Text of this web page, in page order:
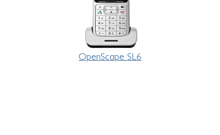
OpenScape SL6